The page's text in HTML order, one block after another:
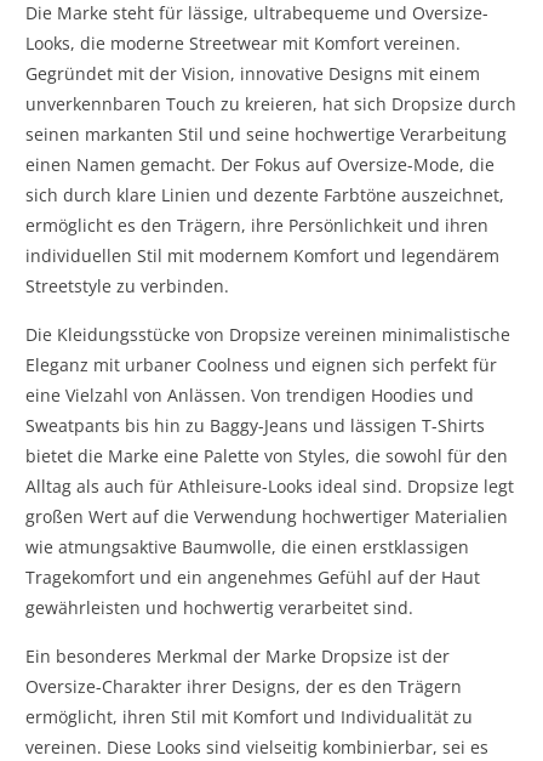
Die Marke steht für lässige, ultrabequeme und Oversize-
Looks, die moderne Streetwear mit Komfort vereinen.
Gegründet mit der Vision, innovative Designs mit einem
unverkennbaren Touch zu kreieren, hat sich Dropsize durch
seinen markanten Stil und seine hochwertige Verarbeitung
einen Namen gemacht. Der Fokus auf Oversize-Mode, die
sich durch klare Linien und dezente Farbtöne auszeichnet,
ermöglicht es den Trägern, ihre Persönlichkeit und ihren
individuellen Stil mit modernem Komfort und legendärem
Streetstyle zu verbinden.
Die Kleidungsstücke von Dropsize vereinen minimalistische
Eleganz mit urbaner Coolness und eignen sich perfekt für
eine Vielzahl von Anlässen. Von trendigen Hoodies und
Sweatpants bis hin zu Baggy-Jeans und lässigen T-Shirts
bietet die Marke eine Palette von Styles, die sowohl für den
Alltag als auch für Athleisure-Looks ideal sind. Dropsize legt
großen Wert auf die Verwendung hochwertiger Materialien
wie atmungsaktive Baumwolle, die einen erstklassigen
Tragekomfort und ein angenehmes Gefühl auf der Haut
gewährleisten und hochwertig verarbeitet sind.
Ein besonderes Merkmal der Marke Dropsize ist der
Oversize-Charakter ihrer Designs, der es den Trägern
ermöglicht, ihren Stil mit Komfort und Individualität zu
vereinen. Diese Looks sind vielseitig kombinierbar, sei es